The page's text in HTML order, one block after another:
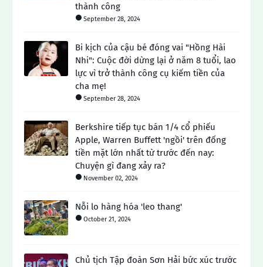
thành công
September 28, 2024
Bi kịch của cậu bé đóng vai "Hồng Hài
Nhi": Cuộc đời dừng lại ở năm 8 tuổi, lao
lực vì trở thành công cụ kiếm tiền của
cha mẹ!
September 28, 2024
Berkshire tiếp tục bán 1/4 cổ phiếu
Apple, Warren Buffett 'ngồi' trên đống
tiền mặt lớn nhất từ ​​trước đến nay:
Chuyện gì đang xảy ra?
November 02, 2024
Nỗi lo hàng hóa 'leo thang'
October 21, 2024
Chủ tịch Tập đoàn Sơn Hải bức xúc trước